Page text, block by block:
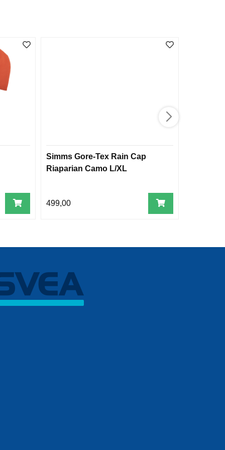
Simms Gore-Tex Rain Cap
Riaparian Camo L/XL
499,00